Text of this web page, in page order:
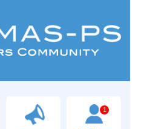
1